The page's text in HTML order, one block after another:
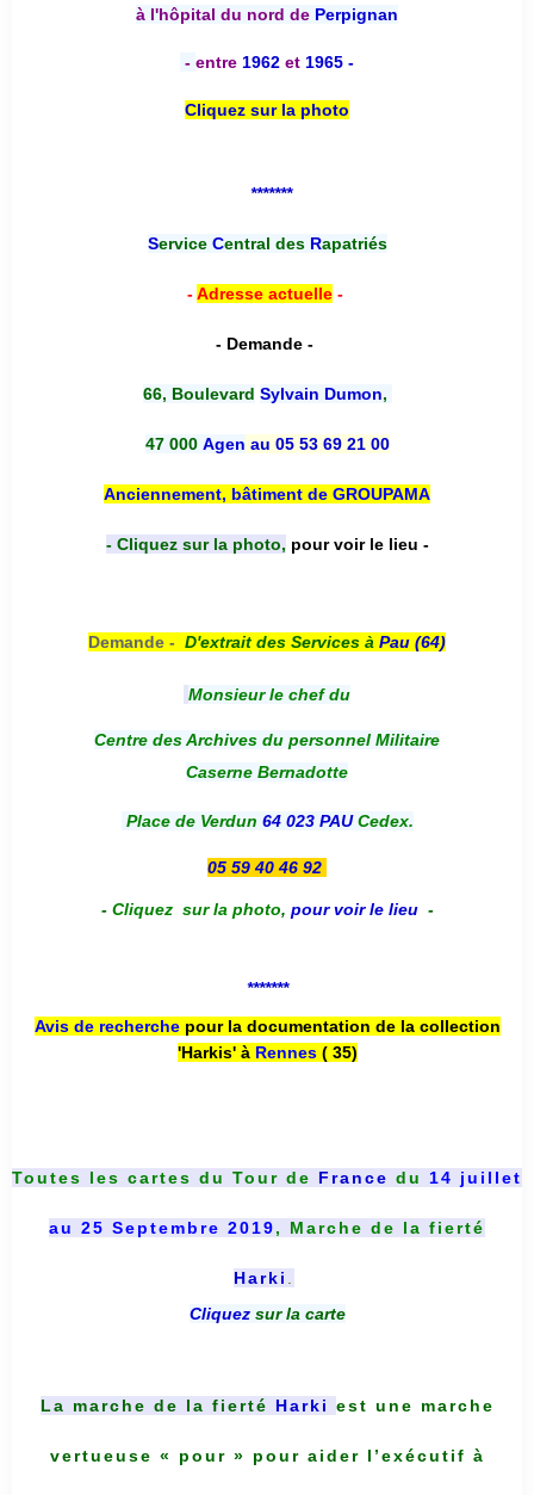
à l'hôpital du nord de Perpignan
- entre 1962 et 1965 -
Cliquez sur la photo
*******
Service Central desRapatriés
-Adresse actuelle-
- Demande -
66, Boulevard Sylvain Dumon,
47 000 Agen au 05 53 69 21 00
Anciennement, bâtiment de GROUPAMA
- Cliquez sur la photo, pour voir le lieu -
Demande - D'extrait des Services à Pau (64)
Monsieur le chef du
Centre des Archives du personnel Militaire
Caserne Bernadotte
Place de Verdun 64 023 PAUCedex.
05 59 40 46 92
- Cliquez sur la photo, pour voir le lieu -
*******
Avis de recherche pour la documentation de la collection
'Harkis' à Rennes( 35)
Toutes les cartes du Tour de France du 14 juillet
au 25 Septembre 2019, Marche de la fierté
Harki
Cliquez sur la carte
La marche de la fierté Harki est une marche
vertueuse « pour » pour aider l’exécutif à